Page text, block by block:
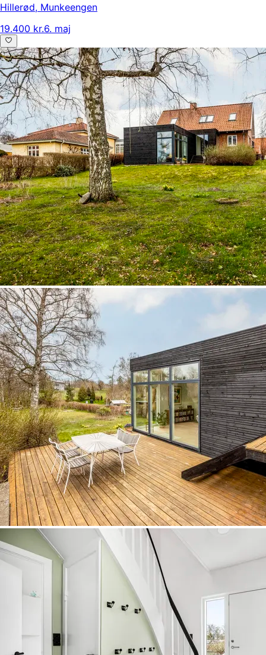
Hillerød, Munkeengen
19.400 kr.6. maj